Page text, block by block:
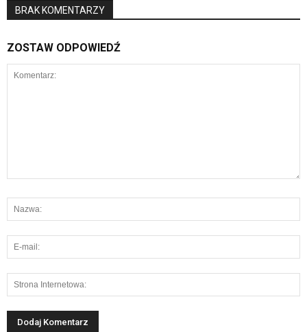
BRAK KOMENTARZY
ZOSTAW ODPOWIEDŹ